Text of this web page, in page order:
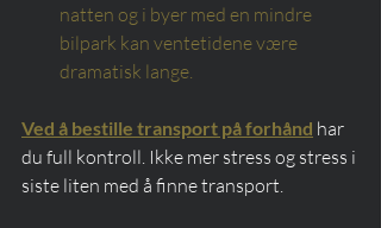
natten og i byer med en mindre
bilpark kan ventetidene være
dramatisk lange.
Ved å bestille transport på forhånd har
du full kontroll. Ikke mer stress og stress i
siste liten med å finne transport.